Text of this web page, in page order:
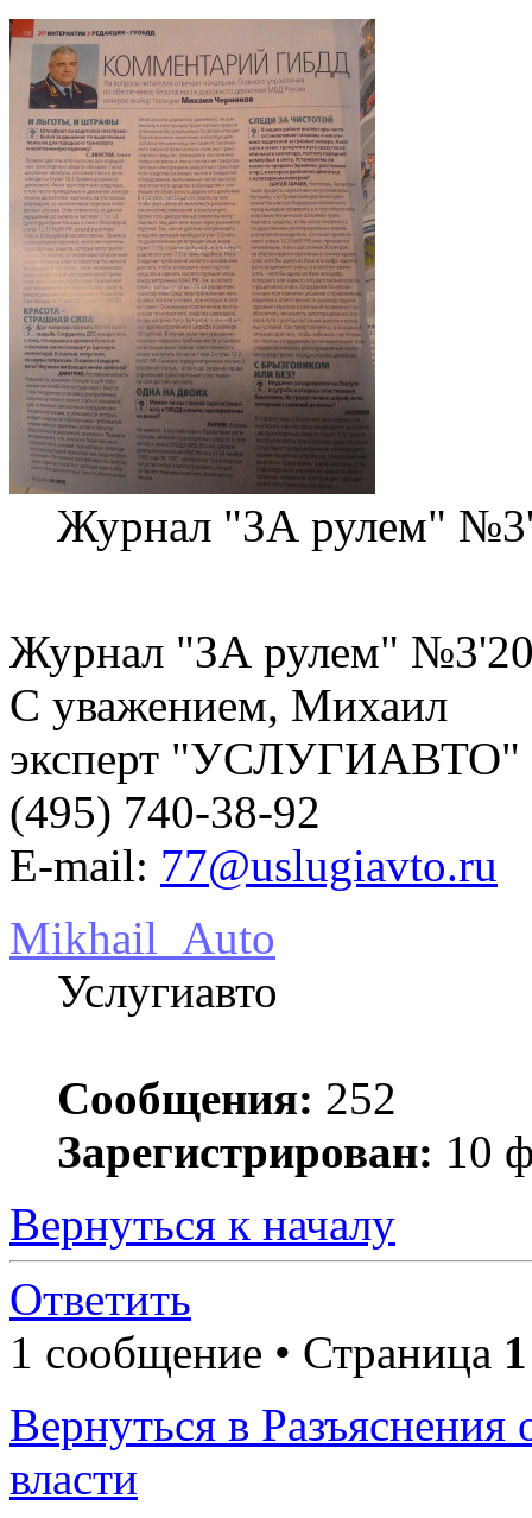
Журнал "ЗА рулем"
Журнал "ЗА рулем"
С уважением, Михаил
эксперт "УСЛУГИАВТО"
(495) 740-38-92
E-mail: 77@uslugiavto.ru
Mikhail_Auto
Услугиавто
Сообщения: 252
Зарегистрирован: 10
Вернуться к началу
Ответить
1 сообщение • Страница 1
Вернуться в Разъяснения
власти